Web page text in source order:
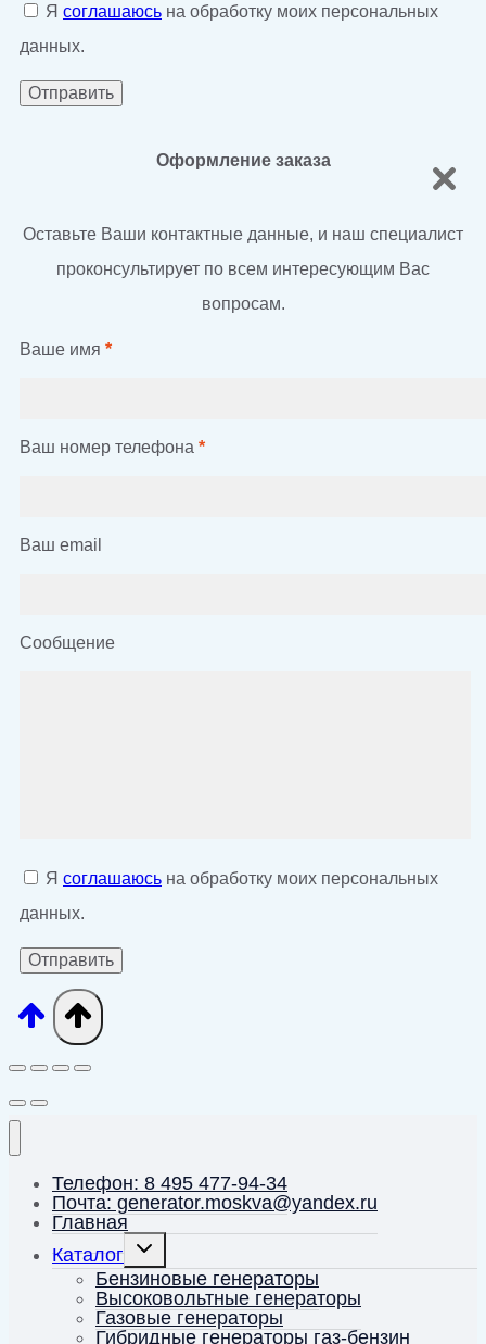
Я соглашаюсь на обработку моих персональных
данных.
Оформление заказа
Оставьте Ваши контактные данные, и наш специалист
проконсультирует по всем интересующим Вас
вопросам.
Ваше имя *
Ваш номер телефона *
Ваш email
Сообщение
Я соглашаюсь на обработку моих персональных
данных.
Телефон: 8 495 477-94-34
Почта: generator.moskva@yandex.ru
Главная
Каталог
Переключить
дочернее
меню
Бензиновые генераторы
Высоковольтные генераторы
Газовые генераторы
Гибридные генераторы газ-бензин